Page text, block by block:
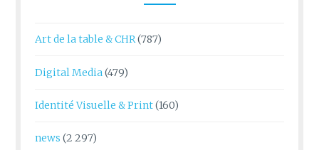
Art de la table & CHR(787)
Digital Media(479)
Identité Visuelle & Print(160)
news (2 297)